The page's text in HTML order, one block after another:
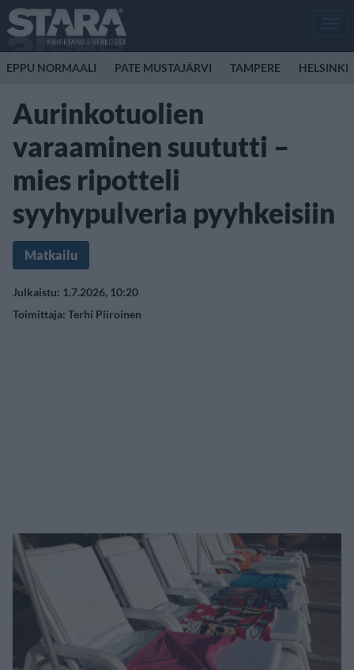
EPPU NORMAALI PATE MUSTAJÄRVI TAMPERE
Aurinkotuolien
varaaminen suututti –
mies ripotteli
syyhypulveria pyyhkeisiin
Matkailu
Julkaistu: 1.7.2026, 10:20
Toimittaja: Terhi Piiroinen